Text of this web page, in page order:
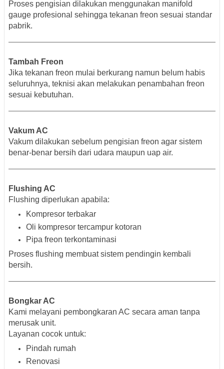
Proses pengisian dilakukan menggunakan manifold
gauge profesional sehingga tekanan freon sesuai standar
pabrik.
Tambah Freon
Jika tekanan freon mulai berkurang namun belum habis
seluruhnya, teknisi akan melakukan penambahan freon
sesuai kebutuhan.
Vakum AC
Vakum dilakukan sebelum pengisian freon agar sistem
benar-benar bersih dari udara maupun uap air.
Flushing AC
Flushing diperlukan apabila:
Kompresor terbakar
Oli kompresor tercampur kotoran
Pipa freon terkontaminasi
Proses flushing membuat sistem pendingin kembali
bersih.
Bongkar AC
Kami melayani pembongkaran AC secara aman tanpa
merusak unit.
Layanan cocok untuk:
Pindah rumah
Renovasi